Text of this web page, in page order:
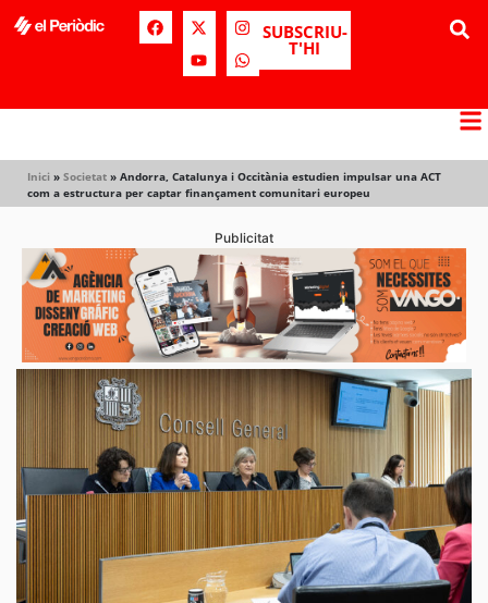
SUBSCRIU-
T'HI
Inici » Societat » Andorra, Catalunya i Occitània estudien impulsar una ACT
com a estructura per captar finançament comunitari europeu
Publicitat